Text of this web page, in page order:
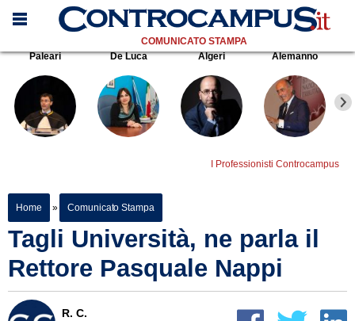
COMUNICATO STAMPA
Paleari
De Luca Algeri Alemanno
I Professionisti Controcampus
Home » Comunicato Stampa
Tagli Università, ne parla il
Rettore Pasquale Nappi
R. C.